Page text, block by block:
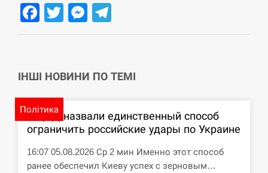
СЕРПЕНЬ
11:23
Россияне ударили “Бардеролями” по Харькову,
есть пострадавшие
Facebook
TwitterMessenger
ІНШІ НОВИНИ ПО ТЕМІ
Політика
В ЦПД назвали единственный способ
ограничить российские удары по Украине
16:07 05.08.2026 Ср 2 мин Именно этот способ
ранее обеспечил Киеву успех с зерновым…